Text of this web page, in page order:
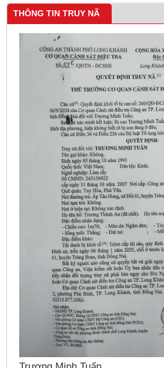
THÔNG TIN TRUY NÃ